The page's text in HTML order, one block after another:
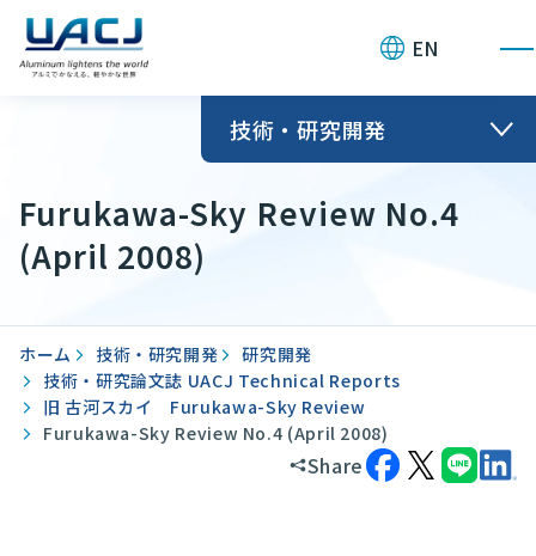
EN
技術・研究開発
Furukawa-Sky Review No.4
(April 2008)
ホーム 技術・研究開発
研究開発
技術・研究論文誌 UACJ Technical Reports
旧 古河スカイ Furukawa-Sky Review
Furukawa-Sky Review No.4 (April 2008)
Share